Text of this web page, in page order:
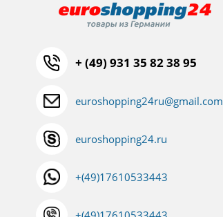
+ (49) 931 35 82 38 95
euroshopping24ru@gmail.com
euroshopping24.ru
+(49)17610533443